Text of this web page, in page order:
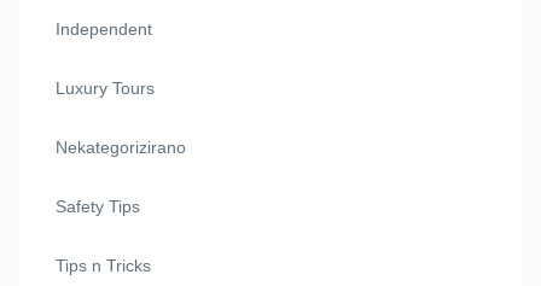
Independent
Luxury Tours
Nekategorizirano
Safety Tips
Tips n Tricks